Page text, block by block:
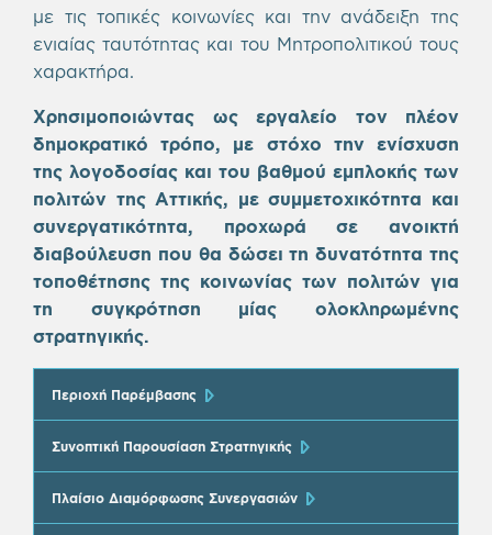
με τις τοπικές κοινωνίες και την ανάδειξη της
ενιαίας ταυτότητας και του Μητροπολιτικού τους
χαρακτήρα.
Χρησιμοποιώντας ως εργαλείο τον πλέον
δημοκρατικό τρόπο, με στόχο την ενίσχυση
της λογοδοσίας και του βαθμού εμπλοκής των
πολιτών της Αττικής, με συμμετοχικότητα και
συνεργατικότητα, προχωρά σε ανοικτή
διαβούλευση που θα δώσει τη δυνατότητα της
τοποθέτησης της κοινωνίας των πολιτών για
τη συγκρότηση μίας ολοκληρωμένης
στρατηγικής.
Περιοχή Παρέμβασης
Συνοπτική Παρουσίαση Στρατηγικής
Πλαίσιο Διαμόρφωσης Συνεργασιών